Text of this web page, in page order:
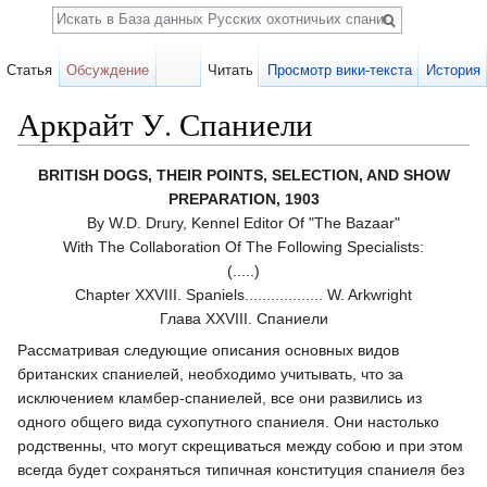
Аркрайт У. Спаниели
BRITISH DOGS, THEIR POINTS, SELECTION, AND SHOW
PREPARATION, 1903
By W.D. Drury, Kennel Editor Of "The Bazaar"
With The Collaboration Of The Following Specialists:
(.....)
Chapter XXVIII. Spaniels.................. W. Arkwright
Глава XXVIII. Спаниели
Рассматривая следующие описания основных видов
британских спаниелей, необходимо учитывать, что за
исключением кламбер-спаниелей, все они развились из
одного общего вида сухопутного спаниеля. Они настолько
родственны, что могут скрещиваться между собою и при этом
всегда будет сохраняться типичная конституция спаниеля без
Статья Обсуждение Читать Просмотр вики-текста История
Поиск